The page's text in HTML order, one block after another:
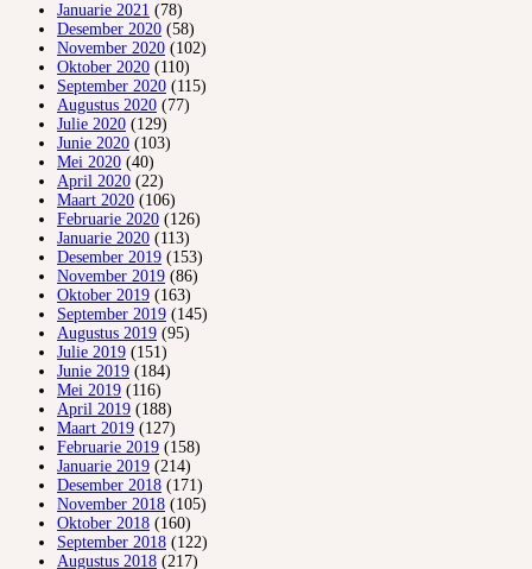
Januarie 2021 (78)
Desember 2020 (58)
November 2020 (102)
Oktober 2020 (110)
September 2020 (115)
Augustus 2020 (77)
Julie 2020 (129)
Junie 2020 (103)
Mei 2020 (40)
April 2020 (22)
Maart 2020 (106)
Februarie 2020 (126)
Januarie 2020 (113)
Desember 2019 (153)
November 2019 (86)
Oktober 2019 (163)
September 2019 (145)
Augustus 2019 (95)
Julie 2019 (151)
Junie 2019 (184)
Mei 2019 (116)
April 2019 (188)
Maart 2019 (127)
Februarie 2019 (158)
Januarie 2019 (214)
Desember 2018 (171)
November 2018 (105)
Oktober 2018 (160)
September 2018 (122)
Augustus 2018 (217)